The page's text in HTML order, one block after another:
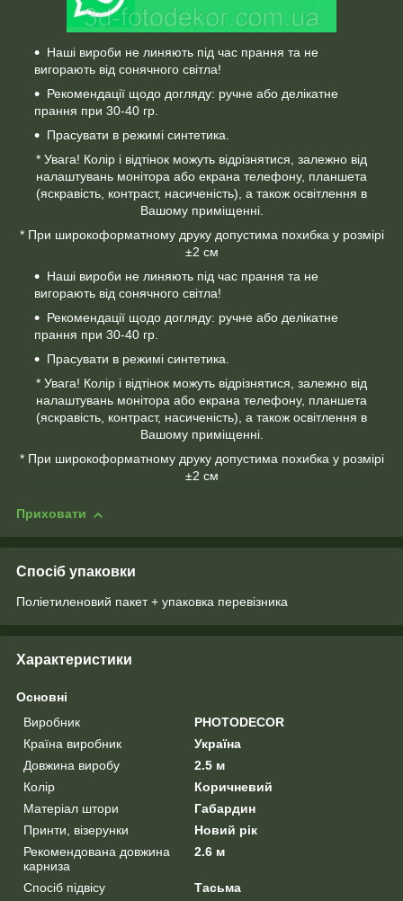
Наші вироби не линяють під час прання та не
вигорають від сонячного світла!
Рекомендації щодо догляду: ручне або делікатне
прання при 30-40 гр.
Прасувати в режимі синтетика.
* Увага! Колір і відтінок можуть відрізнятися, залежно від
налаштувань монітора або екрана телефону, планшета
(яскравість, контраст, насиченість), а також освітлення в
Вашому приміщенні.
* При широкоформатному друку допустима похибка у розмірі
±2 см
Наші вироби не линяють під час прання та не
вигорають від сонячного світла!
Рекомендації щодо догляду: ручне або делікатне
прання при 30-40 гр.
Прасувати в режимі синтетика.
* Увага! Колір і відтінок можуть відрізнятися, залежно від
налаштувань монітора або екрана телефону, планшета
(яскравість, контраст, насиченість), а також освітлення в
Вашому приміщенні.
* При широкоформатному друку допустима похибка у розмірі
±2 см
Приховати
Спосіб упаковки
Поліетиленовий пакет + упаковка перевізника
Характеристики
Основні
Виробник
PHOTODECOR
Країна виробник
Україна
Довжина виробу
2.5 м
Колір
Коричневий
Матеріал штори
Габардин
Принти, візерунки
Новий рік
Рекомендована довжина
карниза
2.6 м
Спосіб підвісу
Тасьма